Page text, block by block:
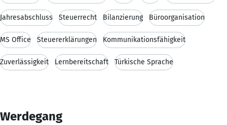
Jahresabschluss Steuerrecht Bilanzierung Büroorganisation
MS Office Steuererklärungen Kommunikationsfähigkeit
Zuverlässigkeit Lernbereitschaft Türkische Sprache
Werdegang